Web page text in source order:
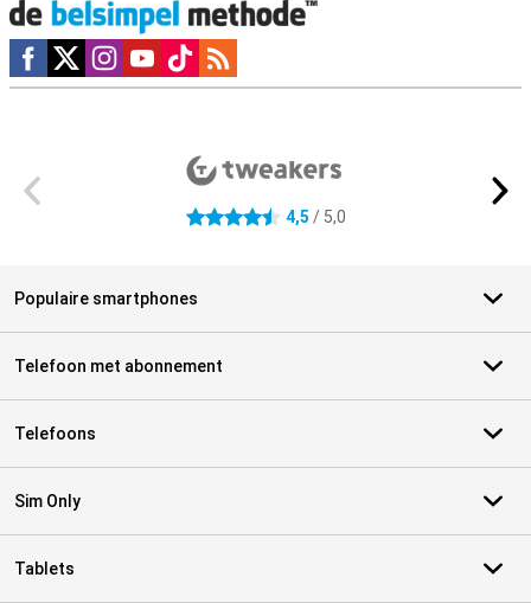
Social media
4.5 sterren 4,5 / 5,0
Populaire smartphones
Telefoon met abonnement
Telefoons
Sim Only
Tablets